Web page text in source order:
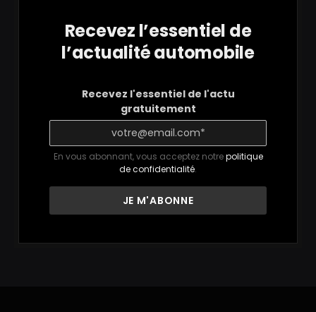
Recevez l’essentiel de
l’actualité automobile
Recevez l'essentiel de l'actu
gratuitement
En vous abonnant, vous acceptez notrepolitique
de confidentialité.